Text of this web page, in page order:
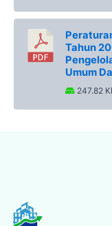
Tahun
Umum
247.82